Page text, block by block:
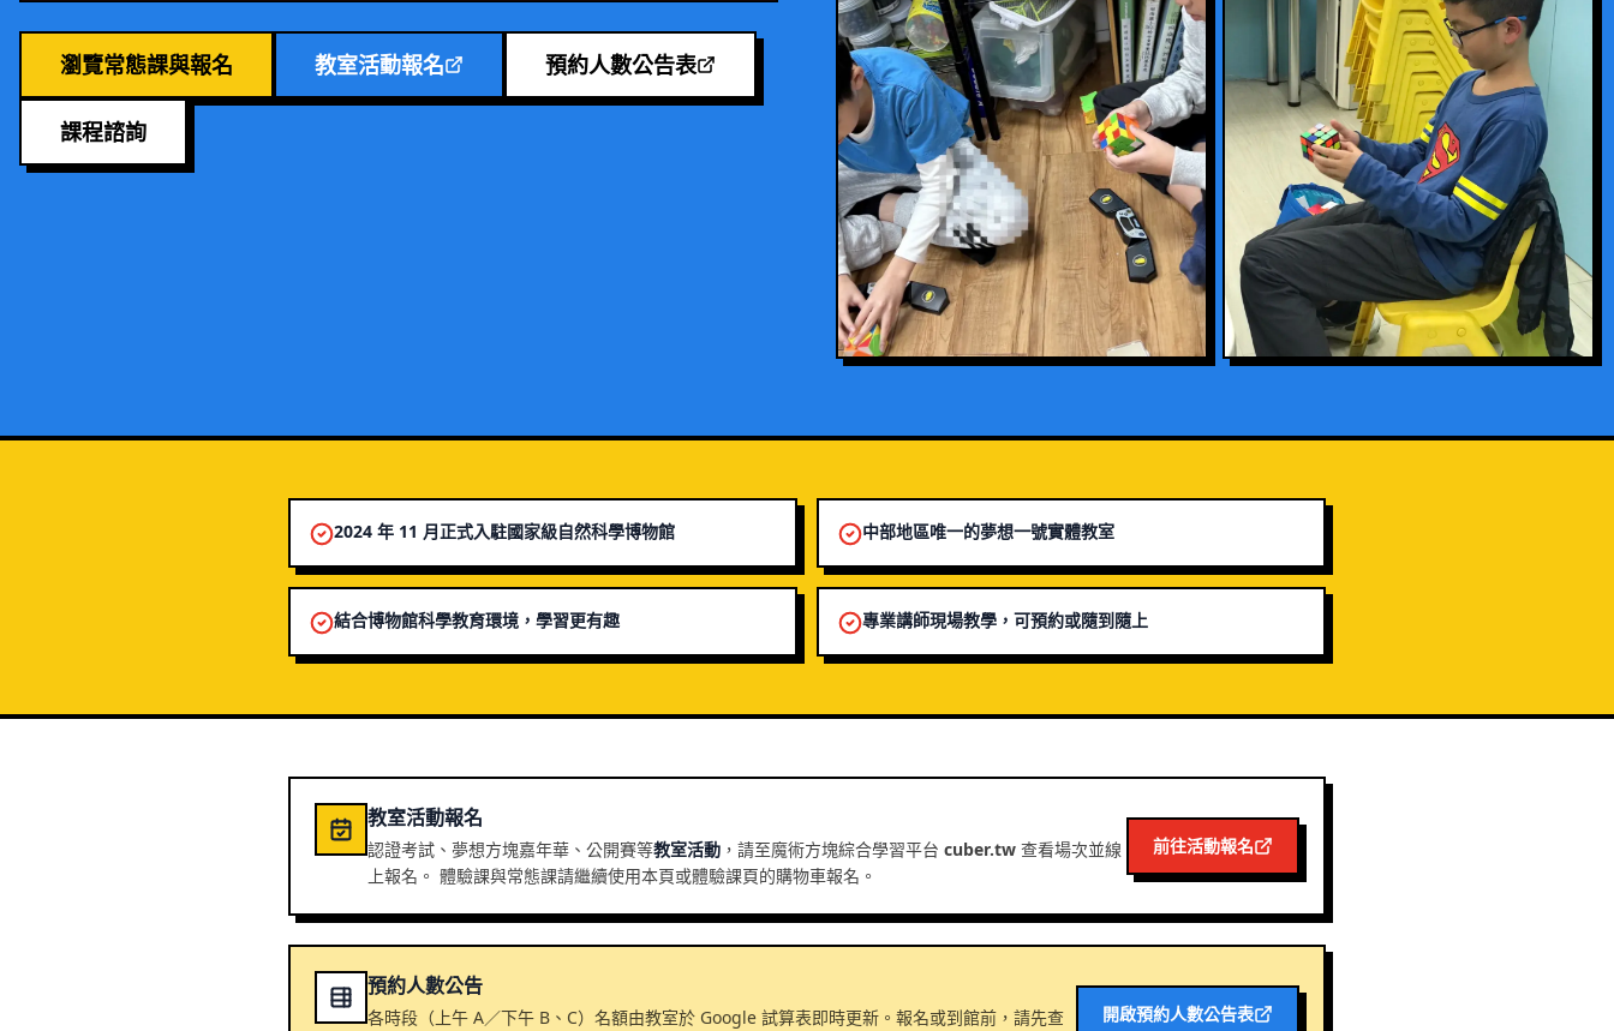
瀏覽常態課與報名 教室活動報名 預約人數公告表
課程諮詢
2024 年 11 月正式入駐國家級自然科學博物館 中部地區唯一的夢想一號實體教室
結合博物館科學教育環境，學習更有趣 專業講師現場教學，可預約或隨到隨上
教室活動報名
認證考試、夢想方塊嘉年華、公開賽等教室活動 ，請至魔術方塊綜合學習平台 cuber.tw 查看場次並線
上報名。 體驗課與常態課請繼續使用本頁或體驗課頁的購物車報名。
前往活動報名
預約人數公告
各時段（上午 A／下午 B、C）名額由教室於 Google 試算表即時更新。報名或到館前，請先查
開啟預約人數公告表